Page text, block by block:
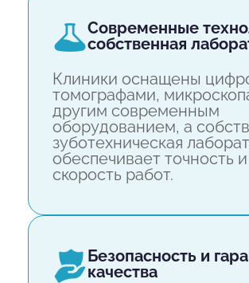
современные технологии и
собственная
Клиники оснащены
томографами,
другим современным
оборудованием, а
зуботехническая
обеспечивает точность и
скорость работ.
безопасность и гарантии
качества